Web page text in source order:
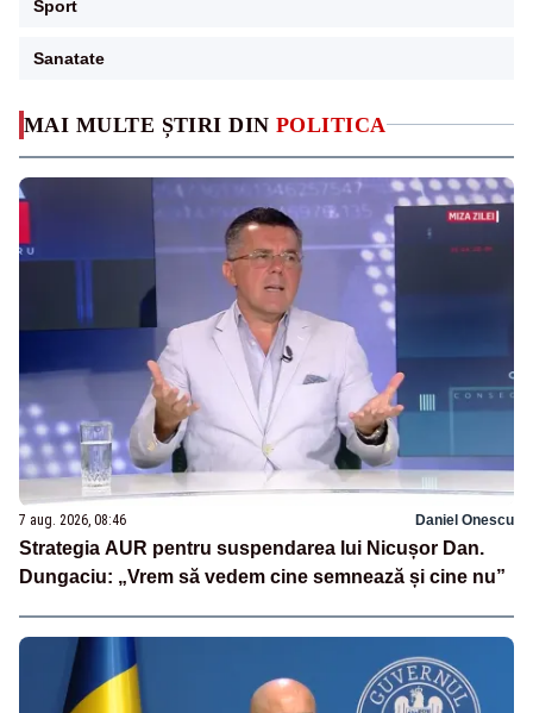
MAI MULTE ȘTIRI DIN POLITICA
7 aug. 2026, 08:46 Daniel Onescu
Strategia AUR pentru suspendarea lui Nicușor Dan.
Dungaciu: „Vrem să vedem cine semnează și cine nu”
Sport
Sanatate